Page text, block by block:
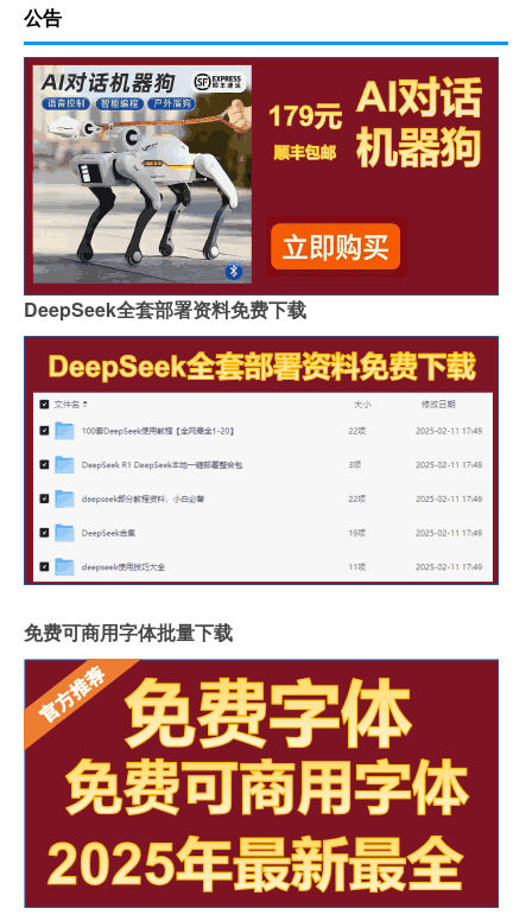
公告
DeepSeek全套部署资料免费下载
免费可商用字体批量下载